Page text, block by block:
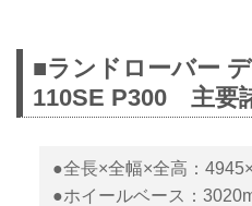
■ランドローバー
110SE P300 主要
●全長×全幅×全高：
●ホイールベース：